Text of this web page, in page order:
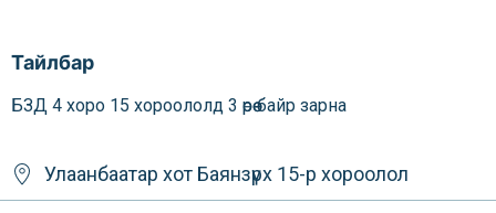
Тайлбар
БЗД 4 хоро 15 хороололд 3 өрөө байр зарна
Улаанбаатар хот Баянзүрх 15-р хороолол